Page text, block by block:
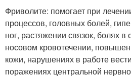
Фриволите: помогает при
процессов, головных болей,
ног, растяжении связок, болях в
носовом кровотечении,
кожи, нарушениях в работе
поражениях центральной